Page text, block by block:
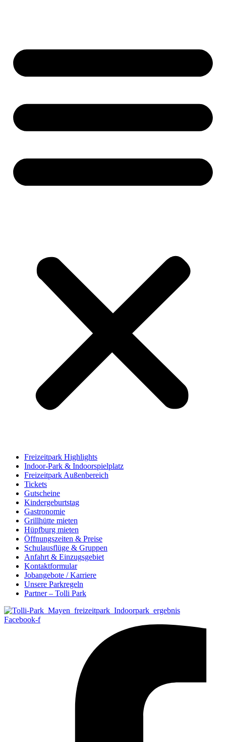
Freizeitpark Highlights
Indoor-Park & Indoorspielplatz
Freizeitpark Außenbereich
Tickets
Gutscheine
Kindergeburtstag
Gastronomie
Grillhütte mieten
Hüpfburg mieten
Öffnungszeiten & Preise
Schulausflüge & Gruppen
Anfahrt & Einzugsgebiet
Kontaktformular
Jobangebote / Karriere
Unsere Parkregeln
Partner – Tolli Park
Facebook-f